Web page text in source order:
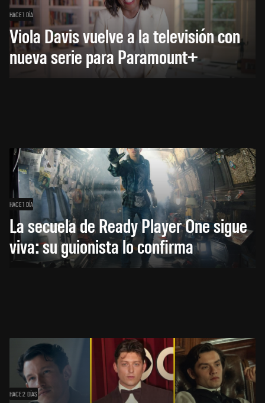
HACE 1 DÍA
Viola Davis vuelve a la televisión con
nueva serie para Paramount+
HACE 1 DÍA
La secuela de Ready Player One sigue
viva: su guionista lo confirma
HACE 2 DÍAS